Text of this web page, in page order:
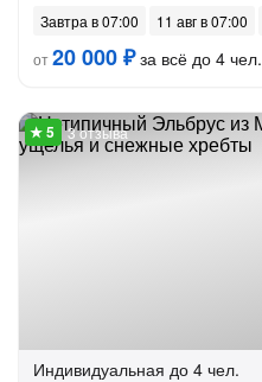
Завтра в 07:00
11 авг в 07:00
от20 000 ₽за всё до 4 чел.
3 отзыва
Индивидуальная до 4 чел.